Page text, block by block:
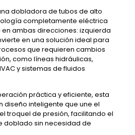
dobladora de tubos de alto
completamente eléctrica
ambas direcciones: izquierda
en una solución ideal para
que requieren cambios
como líneas hidráulicas,
y sistemas de fluidos
práctica y eficiente, esta
diseño inteligente que une el
troquel de presión, facilitando el
doblado sin necesidad de